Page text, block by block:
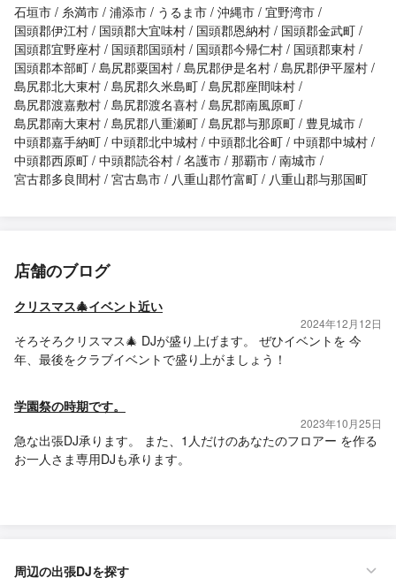
石垣市
糸満市 浦添市 うるま市 沖縄市 宜野湾市
国頭郡伊江村
国頭郡大宜味村 国頭郡恩納村
国頭郡金武町
国頭郡宜野座村
国頭郡国頭村 国頭郡今帰仁村
国頭郡東村
国頭郡本部町 島尻郡粟国村 島尻郡伊是名村 島尻郡伊平屋村
島尻郡北大東村 島尻郡久米島町 島尻郡座間味村
島尻郡渡嘉敷村 島尻郡渡名喜村 島尻郡南風原町
島尻郡南大東村 島尻郡八重瀬町 島尻郡与那原町
豊見城市
中頭郡嘉手納町 中頭郡北中城村 中頭郡北谷町 中頭郡中城村
中頭郡西原町 中頭郡読谷村 名護市 那覇市 南城市
宮古郡多良間村 宮古島市 八重山郡竹富町 八重山郡与那国町
店舗のブログ
クリスマス🎄イベント近い
2024年12月12日
そろそろクリスマス🎄 DJが盛り上げます。 ぜひイベントを 今
年、最後をクラブイベントで盛り上がましょう！
学園祭の時期です。
2023年10月25日
急な出張DJ承ります。 また、1人だけのあなたのフロアー を作る
お一人さま専用DJも承ります。
周辺の出張DJを探す